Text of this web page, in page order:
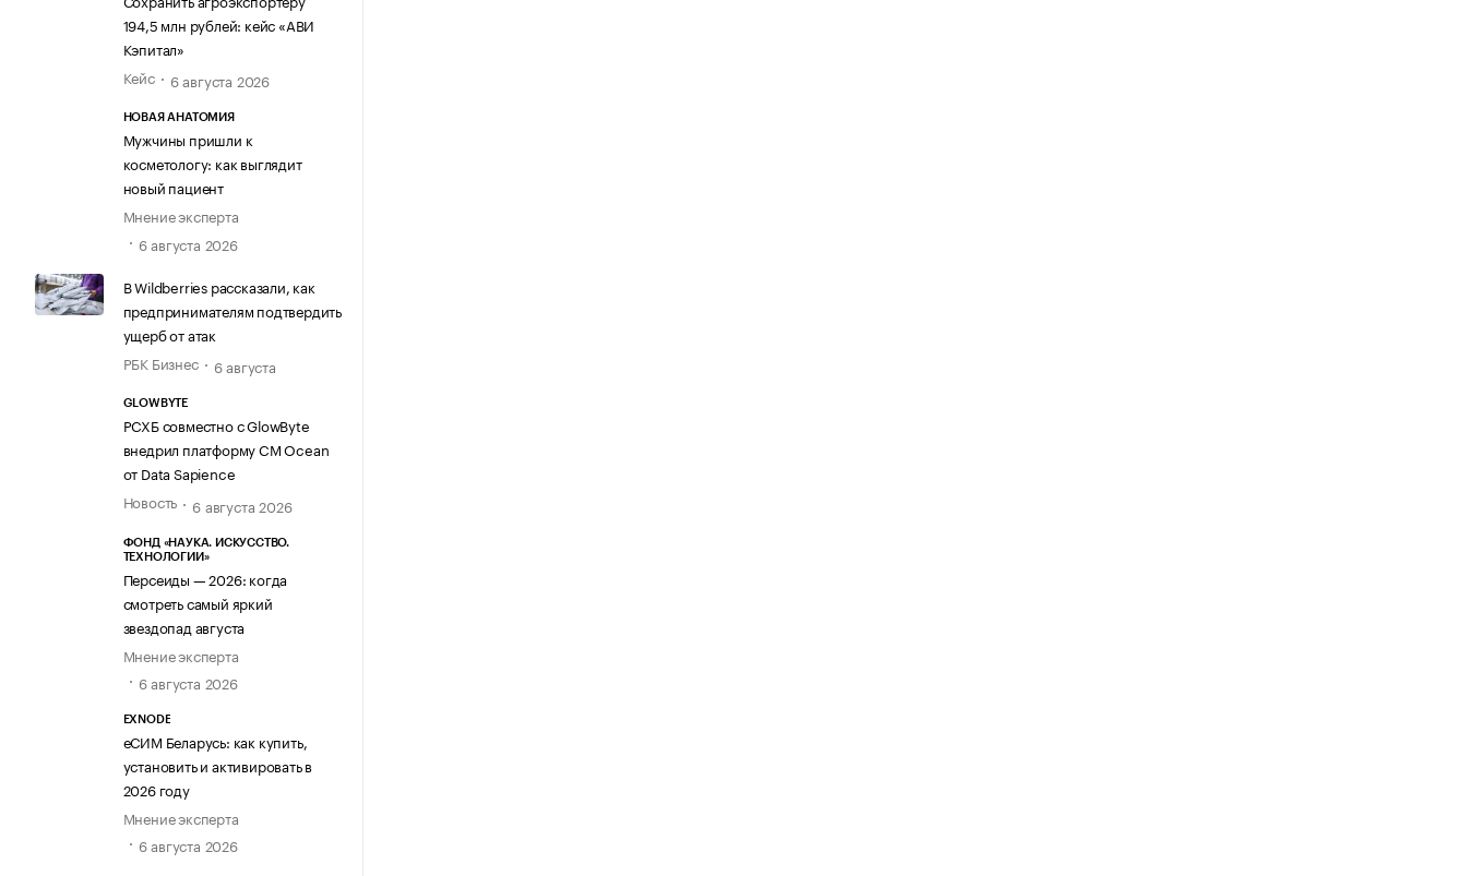
194,5 млн рублей: кейс «АВИ
Кэпитал»
Кейс
6 августа 2026
НОВАЯ АНАТОМИЯ
Мужчины пришли к
косметологу: как выглядит
новый пациент
Мнение эксперта
6 августа 2026
В Wildberries рассказали, как
предпринимателям подтвердить
ущерб от атак
РБК Бизнес
6 августа
GLOWBYTE
РСХБ совместно с GlowByte
внедрил платформу CM Ocean
от Data Sapience
Новость
6 августа 2026
ФОНД «НАУКА. ИСКУССТВО.
ТЕХНОЛОГИИ»
Персеиды — 2026: когда
смотреть самый яркий
звездопад августа
Мнение эксперта
6 августа 2026
EXNODE
еСИМ Беларусь: как купить,
установить и активировать в
2026 году
Мнение эксперта
6 августа 2026